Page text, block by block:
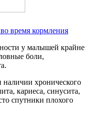
время кормления
у малышей крайне
боли,
наличии хронического
кариеса, синусита,
спутники плохого